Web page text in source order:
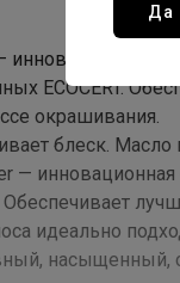
инновационный
ECOCERT.
окрашивания.
блеск.
—
идеально
Да